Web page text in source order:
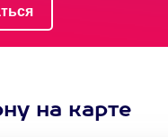
на карте